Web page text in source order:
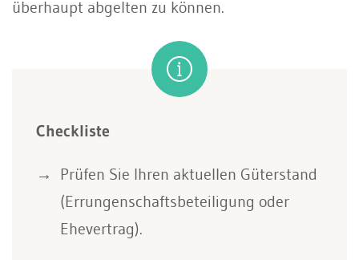
überhaupt abgelten zu können.
Checkliste
Prüfen Sie Ihren aktuellen Güterstand
(Errungenschaftsbeteiligung oder
Ehevertrag).